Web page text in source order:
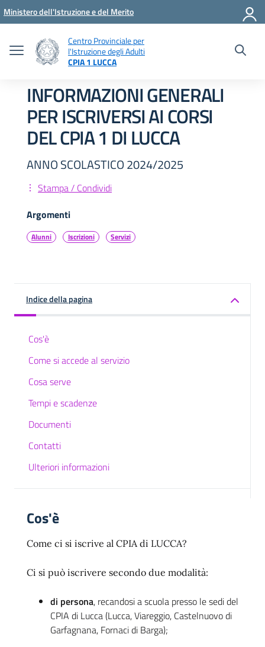
Vai ai contenuti
Vai al menu di navigazione
Vai al footer
Ministero dell'Istruzione e del Merito
Centro Provinciale per
l'Istruzione degli Adulti
CPIA 1 LUCCA
INFORMAZIONI GENERALI
PER ISCRIVERSI AI CORSI
DEL CPIA 1 DI LUCCA
ANNO SCOLASTICO 2024/2025
Stampa / Condividi
Argomenti
Alunni Iscrizioni Servizi
Indice della pagina
Cos'è
Come si accede al servizio
Cosa serve
Tempi e scadenze
Documenti
Contatti
Ulteriori informazioni
Cos'è
Come ci si iscrive al CPIA di LUCCA?
Ci si può iscrivere secondo due modalità:
di persona, recandosi a scuola presso le sedi del
CPIA di Lucca (Lucca, Viareggio, Castelnuovo di
Garfagnana, Fornaci di Barga);